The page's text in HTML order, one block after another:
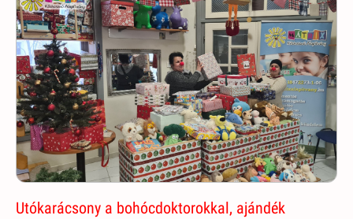
Utókarácsony a bohócdoktorokkal, ajándék